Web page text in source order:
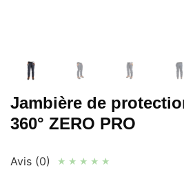
Jambière de
360° ZERO PRO
Avis (0) ★ ★ ★ ★ ★